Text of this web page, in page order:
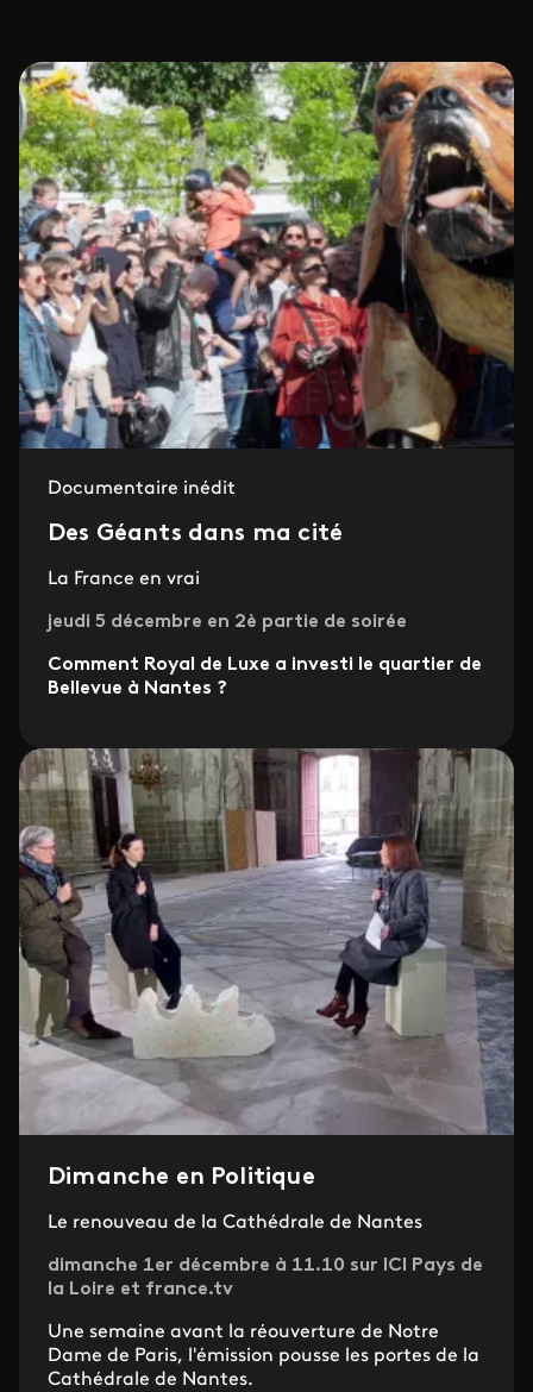
Documentaire inédit
Des Géants dans ma cité
La France en vrai
jeudi 5 décembre en 2è partie de soirée
Comment Royal de Luxe a investi le quartier de
Bellevue à Nantes ?
Dimanche en Politique
Le renouveau de la Cathédrale de Nantes
dimanche 1er décembre à 11.10 sur ICI Pays de
la Loire et france.tv
Une semaine avant la réouverture de Notre
Dame de Paris, l'émission pousse les portes de la
Cathédrale de Nantes.